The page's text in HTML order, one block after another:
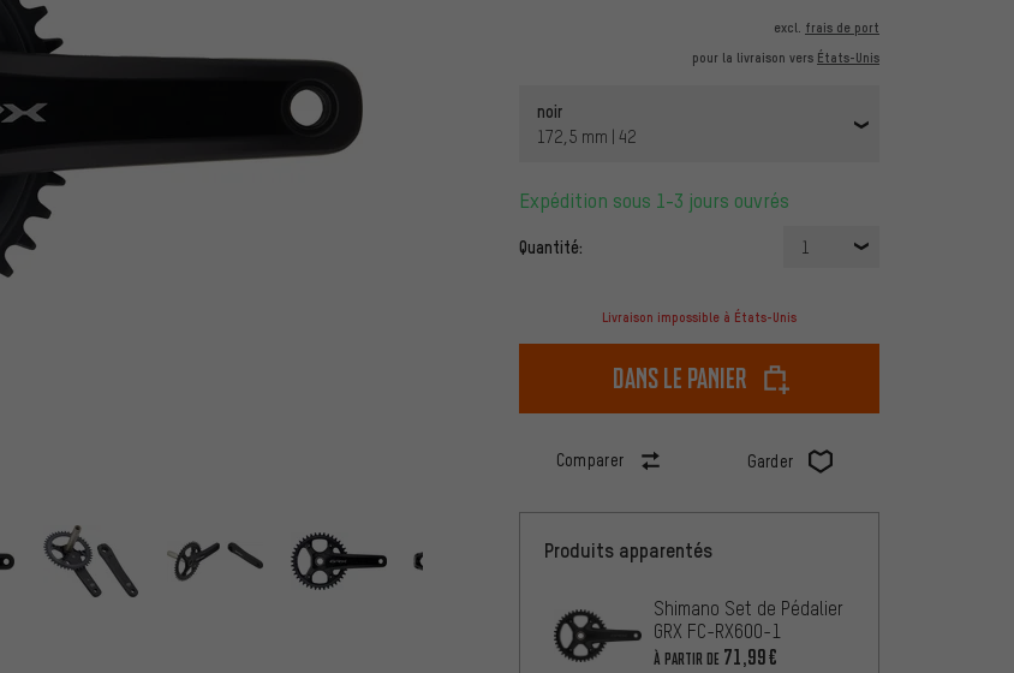
excl. frais de port
pour la livraison vers États-Unis
noir
172,5 mm | 42
Expédition sous 1-3 jours ouvrés
Quantité: 1
Livraison impossible à États-Unis
dans le panier
Comparer Garder
Produits apparentés
Shimano Set de Pédalier
GRX FC-RX600-1
À PARTIR DE 71,99€